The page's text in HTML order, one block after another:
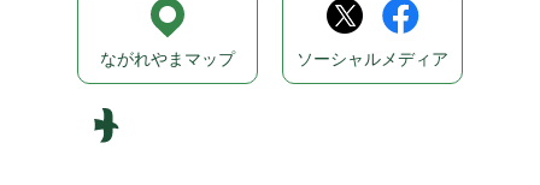
ながれやまマップ ソーシャルメディア